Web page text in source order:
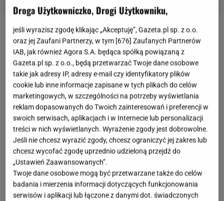
Już wkrótce, bo 27 listopada 2024 roku, do kin trafi
nowy film animowany ze stajni Disney'a. Osiem lat
temu fani mogli oglądać pierwszą część produkcji
"Vaiana: Skarb Oceanu". Opowiadała ona o
nastoletniej córce przywódcy plemienia, która
wyrusza na niebezpieczną przygodę, chcąc ocalić
swoją wyspę przed zagładą. W 2024 roku dla
widzów został przygotowany film "Vaiana 2". Druga
część historii o tytułowej bohaterce z pewnością
przyniesie nowe emocje i wrażenia. Takiego zdania
są również gwiazdy, które pojawiły się na
specjalnym pokazie "Vaiany 2". Nie zabrakło
Droga Użytkowniczko, Drogi Użytkowniku,
jeśli wyrazisz zgodę klikając „Akceptuję”, Gazeta.pl sp. z o.o.
oraz jej Zaufani Partnerzy, w tym [676] Zaufanych Partnerów
IAB, jak również Agora S.A. będąca spółką powiązaną z
Gazeta.pl sp. z o.o., będą przetwarzać Twoje dane osobowe
takie jak adresy IP, adresy e-mail czy identyfikatory plików
cookie lub inne informacje zapisane w tych plikach do celów
marketingowych, w szczególności na potrzeby wyświetlania
reklam dopasowanych do Twoich zainteresowań i preferencji w
swoich serwisach, aplikacjach i w Internecie lub personalizacji
treści w nich wyświetlanych. Wyrażenie zgody jest dobrowolne.
Jeśli nie chcesz wyrazić zgody, chcesz ograniczyć jej zakres lub
chcesz wycofać zgodę uprzednio udzieloną przejdź do
„Ustawień Zaawansowanych”.
Twoje dane osobowe mogą być przetwarzane także do celów
badania i mierzenia informacji dotyczących funkcjonowania
serwisów i aplikacji lub łączone z danymi dot. świadczonych